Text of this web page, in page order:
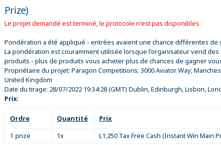
Prize)
Le projet demandé est terminé, le protocole n'est pas disponibles.
Pondération a été appliqué - entrées avaient une chance différentes de
La pondération est couramment utilisée lorsque l'organisateur vend des
produits - plus de produits vous acheter plus de chances de gagner
Propriétaire du projet: Paragon Competitions; 3000 Aviator Way;
United Kingdom
Date du tirage: 28/07/2022 19:34:28(GMT) Dublin, Edinburgh, Lisbon,
Prix:
Ordre Quantité
Prix
1 prize
1x L1,250 Tax Free Cash (Instant Win Main